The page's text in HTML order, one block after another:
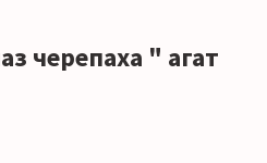
черепаха " агат